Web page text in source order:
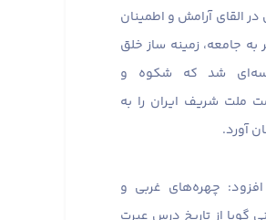
در القای آرامش و اطمینان
به جامعه، زمینه ساز خلق
شد که شکوه و
ملت شریف ایران را به
آورد.
چهره‌های غربی و